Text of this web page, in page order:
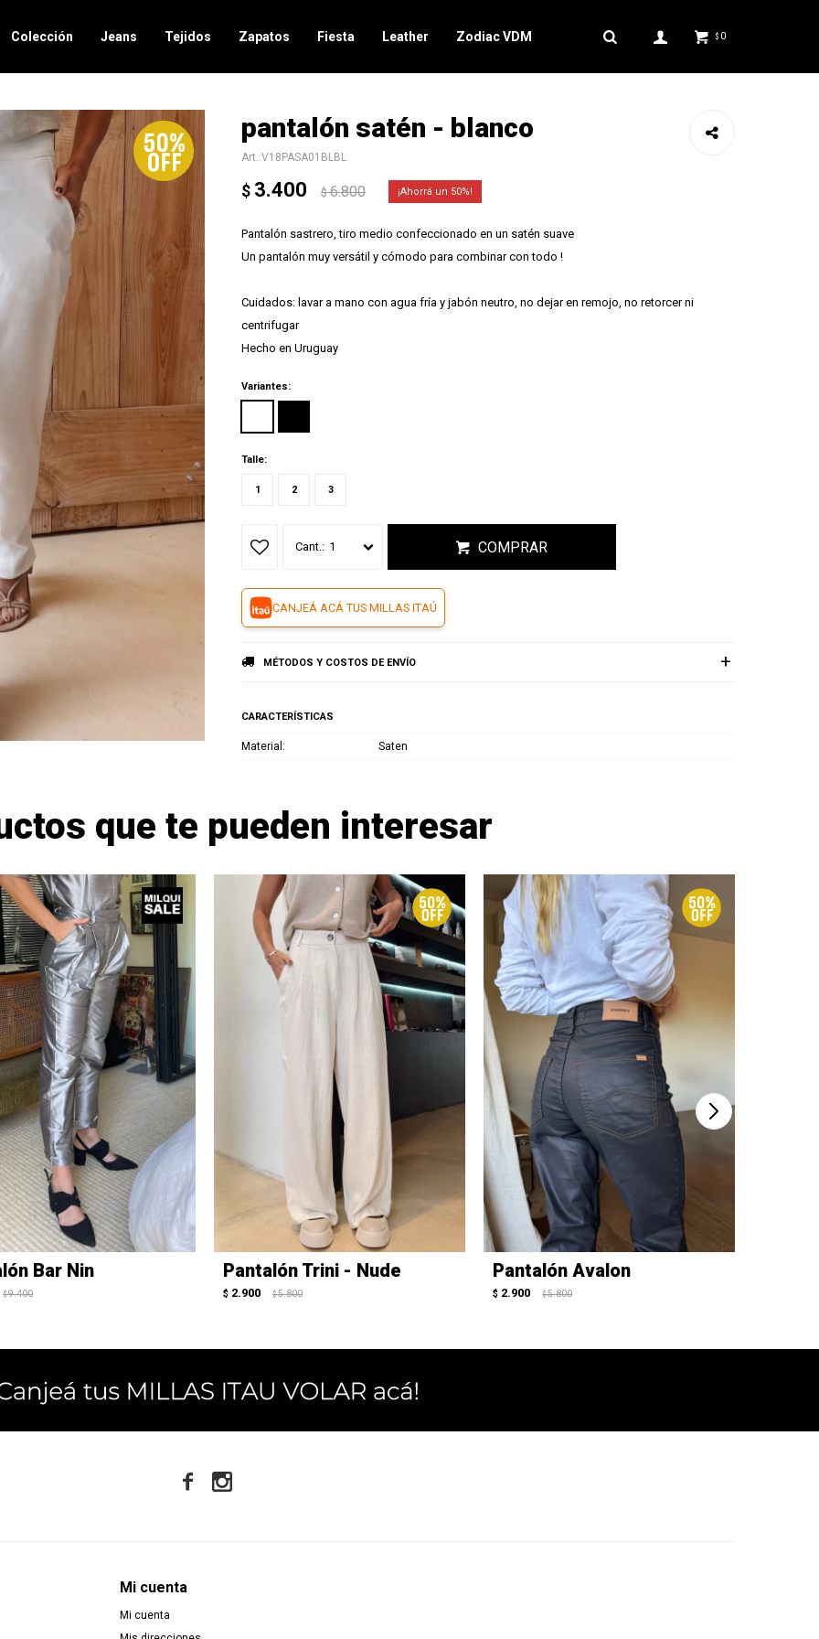
Colección Jeans Tejidos Zapatos Fiesta Leather Zodiac VDM $ 0
pantalón satén - blanco
V18PASA01BLBL
$ 3.400 $ 6.800 50
Pantalón sastrero, tiro medio confeccionado en un satén suave
Un pantalón muy versátil y cómodo para combinar con todo !
Cuidados: lavar a mano con agua fría y jabón neutro, no dejar en remojo, no retorcer ni
centrifugar
Hecho en Uruguay
Variantes:
Talle:
1 2 3
1 COMPRAR
CANJEÁ ACÁ TUS MILLAS ITAÚ
MÉTODOS Y COSTOS DE ENVÍO
CARACTERÍSTICAS
Material Saten
que te pueden interesar
Bar Nin
$ 9.400
Pantalón Trini - Nude
$ 2.900 $ 5.800
Pantalón Avalon
$ 2.900 $ 5.800
Mi cuenta
Mi cuenta
 